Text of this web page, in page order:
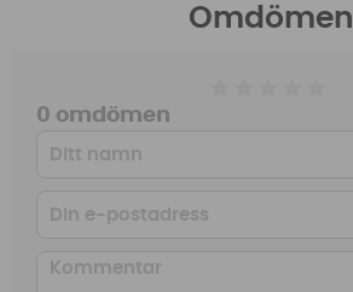
Omdömen
0 omdömen